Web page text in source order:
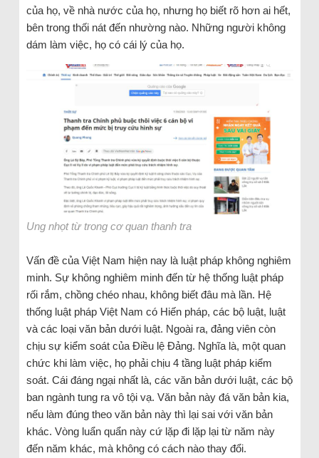
của họ, về nhà nước của họ, nhưng họ biết rõ hơn ai hết,
bên trong thối nát đến nhường nào. Những người không
dám làm việc, họ có cái lý của họ.
Ung nhọt từ trong cơ quan thanh tra
Vấn đề của Việt Nam hiện nay là luật pháp không nghiêm
minh. Sự không nghiêm minh đến từ hệ thống luật pháp
rối rắm, chồng chéo nhau, không biết đâu mà lần. Hệ
thống luật pháp Việt Nam có Hiến pháp, các bộ luật, luật
và các loại văn bản dưới luật. Ngoài ra, đảng viên còn
chịu sự kiểm soát của Điều lệ Đảng. Nghĩa là, một quan
chức khi làm việc, họ phải chịu 4 tầng luật pháp kiểm
soát. Cái đáng ngại nhất là, các văn bản dưới luật, các bộ
ban ngành tung ra vô tội vạ. Văn bản này đá văn bản kia,
nếu làm đúng theo văn bản này thì lại sai với văn bản
khác. Vòng luẩn quẩn này cứ lặp đi lặp lại từ năm này
đến năm khác, mà không có cách nào thay đổi.